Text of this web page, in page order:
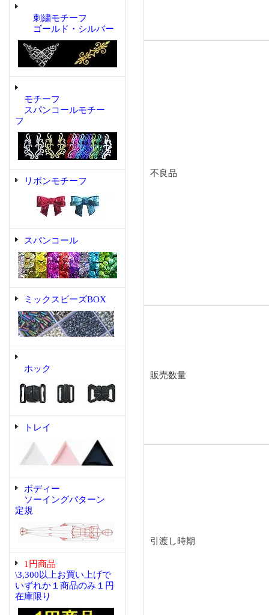
刺繍モチーフ
ゴールド・シルバー
モチーフ
スパンコールモチー
フ
リボンモチーフ
スパンコール
ミックスビーズBOX
ホック
トレイ
ボディー
ソーイングパターン
定規
1円商品
\3,300以上お買い上げで
いずれか１商品のみ１円
在庫限り
不良品
販売数量
引渡し時期